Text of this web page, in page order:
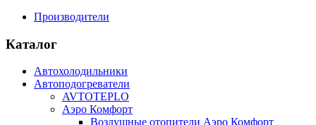
Производители
Каталог
Автохолодильники
Автоподогреватели
AVTOTEPLO
Аэро Комфорт
Воздушные отопители Аэро Комфорт